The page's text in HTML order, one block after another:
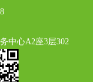
中心A2座3层302